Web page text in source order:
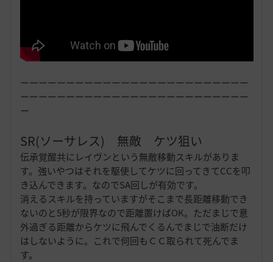
ーーーーーーーーーーーーーーーーーーーーーーーーー
ーーーーーーーーーーーーーーーーーーーーーーーーー
ー
SR(ソーサレス) 無敵 ケツ狙い
伝承覚醒共にレイヴンという無敵移動スキルがありま
す。強いやつはそれを駆使してケツに回ってきてCCを叩
き込んできます。なのでSA回しが有効です。
消えるスキルを持っていますがそこまで長距離移動でき
ないのと5秒が限界なので距離置けばOK。ただまじで意
外過ぎる距離からケツに飛んでくるんでまじで油断だけ
はしないように。これで何回もＣＣ取られて死んでま
す。